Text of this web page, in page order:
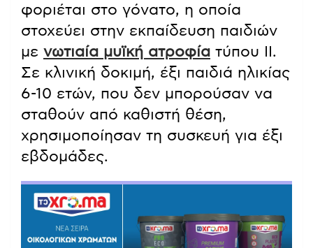
φοριέται στο γόνατο, η οποία
στοχεύει στην εκπαίδευση παιδιών
με νωτιαία μυϊκή ατροφία τύπου ΙΙ.
Σε κλινική δοκιμή, έξι παιδιά ηλικίας
6-10 ετών, που δεν μπορούσαν να
σταθούν από καθιστή θέση,
χρησιμοποίησαν τη συσκευή για έξι
εβδομάδες.